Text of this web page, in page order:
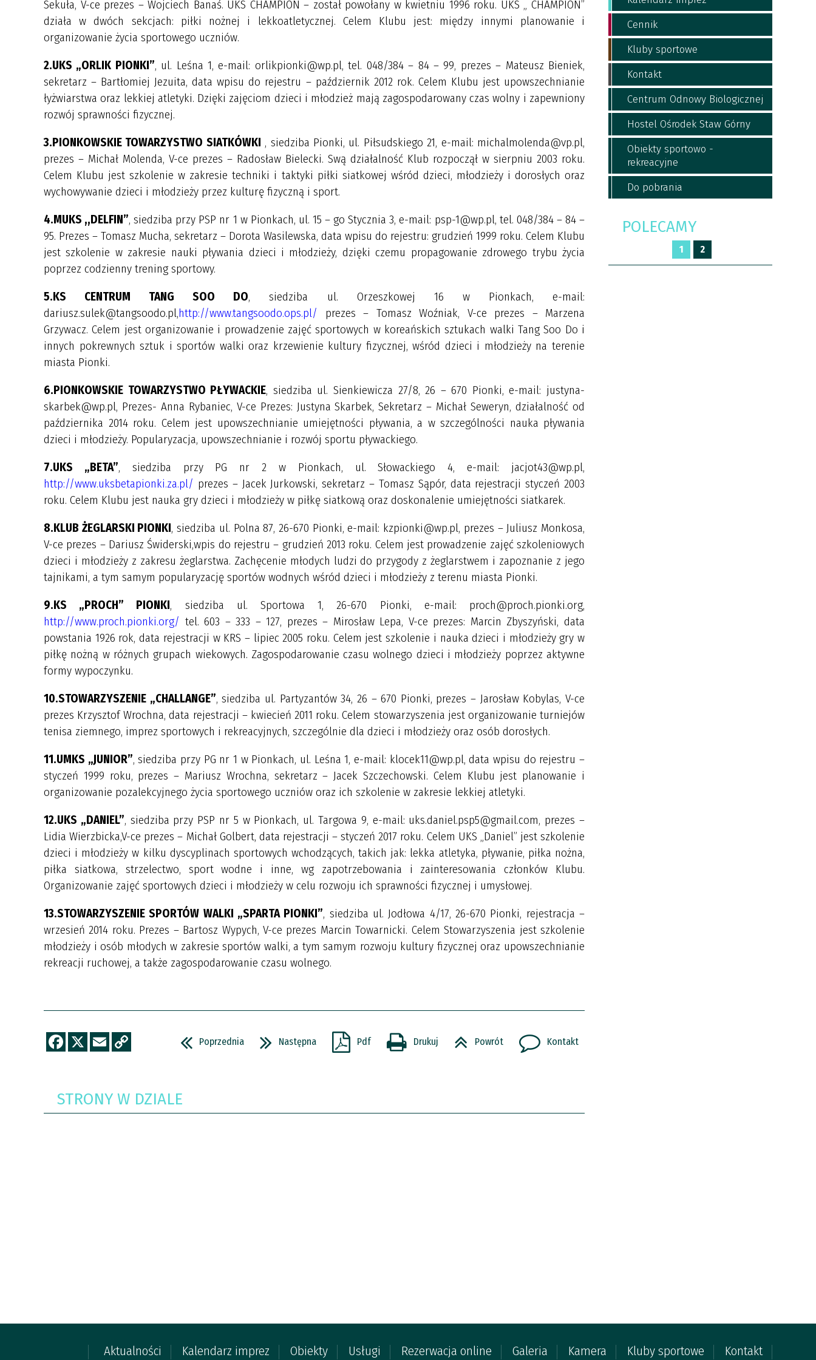
Miejska Hala Sportowa
Stadion Miejski
Lodowisko "Biały Orlik"
Tężnie solankowe
HARMONOGRAMY ZAJĘĆ
Sekuła, V-ce prezes – Wojciech Banaś. UKS CHAMPION – został powołany w kwietniu 1996 roku. UKS „ CHAMPION”
działa w dwóch sekcjach: piłki nożnej i lekkoatletycznej. Celem Klubu jest: między innymi planowanie i
organizowanie życia sportowego uczniów.
2.UKS „ORLIK PIONKI”, ul. Leśna 1, e-mail: orlikpionki@wp.pl, tel. 048/384 – 84 – 99, prezes – Mateusz Bieniek,
sekretarz – Bartłomiej Jezuita, data wpisu do rejestru – październik 2012 rok. Celem Klubu jest upowszechnianie
łyżwiarstwa oraz lekkiej atletyki. Dzięki zajęciom dzieci i młodzież mają zagospodarowany czas wolny i zapewniony
rozwój sprawności fizycznej.
3.PIONKOWSKIE TOWARZYSTWO SIATKÓWKI , siedziba Pionki, ul. Piłsudskiego 21, e-mail: michalmolenda@vp.pl,
prezes – Michał Molenda, V-ce prezes – Radosław Bielecki. Swą działalność Klub rozpoczął w sierpniu 2003 roku.
Celem Klubu jest szkolenie w zakresie techniki i taktyki piłki siatkowej wśród dzieci, młodzieży i dorosłych oraz
wychowywanie dzieci i młodzieży przez kulturę fizyczną i sport.
4.MUKS ,,DELFIN”, siedziba przy PSP nr 1 w Pionkach, ul. 15 – go Stycznia 3, e-mail: psp-1@wp.pl, tel. 048/384 – 84 –
95. Prezes – Tomasz Mucha, sekretarz – Dorota Wasilewska, data wpisu do rejestru: grudzień 1999 roku. Celem Klubu
jest szkolenie w zakresie nauki pływania dzieci i młodzieży, dzięki czemu propagowanie zdrowego trybu życia
poprzez codzienny trening sportowy.
5.KS CENTRUM TANG SOO DO, siedziba ul. Orzeszkowej 16 w Pionkach, e-mail:
dariusz.sulek@tangsoodo.pl,http://www.tangsoodo.ops.pl/ prezes – Tomasz Woźniak, V-ce prezes – Marzena
Grzywacz. Celem jest organizowanie i prowadzenie zajęć sportowych w koreańskich sztukach walki Tang Soo Do i
innych pokrewnych sztuk i sportów walki oraz krzewienie kultury fizycznej, wśród dzieci i młodzieży na terenie
miasta Pionki.
6.PIONKOWSKIE TOWARZYSTWO PŁYWACKIE, siedziba ul. Sienkiewicza 27/8, 26 – 670 Pionki, e-mail: justyna-
skarbek@wp.pl, Prezes- Anna Rybaniec, V-ce Prezes: Justyna Skarbek, Sekretarz – Michał Seweryn, działalność od
października 2014 roku. Celem jest upowszechnianie umiejętności pływania, a w szczególności nauka pływania
dzieci i młodzieży. Popularyzacja, upowszechnianie i rozwój sportu pływackiego.
7.UKS „BETA”, siedziba przy PG nr 2 w Pionkach, ul. Słowackiego 4, e-mail: jacjot43@wp.pl,
http://www.uksbetapionki.za.pl/ prezes – Jacek Jurkowski, sekretarz – Tomasz Sąpór, data rejestracji styczeń 2003
roku. Celem Klubu jest nauka gry dzieci i młodzieży w piłkę siatkową oraz doskonalenie umiejętności siatkarek.
8.KLUB ŻEGLARSKI PIONKI, siedziba ul. Polna 87, 26-670 Pionki, e-mail: kzpionki@wp.pl, prezes – Juliusz Monkosa,
V-ce prezes – Dariusz Świderski,wpis do rejestru – grudzień 2013 roku. Celem jest prowadzenie zajęć szkoleniowych
dzieci i młodzieży z zakresu żeglarstwa. Zachęcenie młodych ludzi do przygody z żeglarstwem i zapoznanie z jego
tajnikami, a tym samym popularyzację sportów wodnych wśród dzieci i młodzieży z terenu miasta Pionki.
9.KS „PROCH” PIONKI, siedziba ul. Sportowa 1, 26-670 Pionki, e-mail: proch@proch.pionki.org,
http://www.proch.pionki.org/ tel. 603 – 333 – 127, prezes – Mirosław Lepa, V-ce prezes: Marcin Zbyszyński, data
powstania 1926 rok, data rejestracji w KRS – lipiec 2005 roku. Celem jest szkolenie i nauka dzieci i młodzieży gry w
piłkę nożną w różnych grupach wiekowych. Zagospodarowanie czasu wolnego dzieci i młodzieży poprzez aktywne
formy wypoczynku.
10.STOWARZYSZENIE „CHALLANGE”, siedziba ul. Partyzantów 34, 26 – 670 Pionki, prezes – Jarosław Kobylas, V-ce
prezes Krzysztof Wrochna, data rejestracji – kwiecień 2011 roku. Celem stowarzyszenia jest organizowanie turniejów
tenisa ziemnego, imprez sportowych i rekreacyjnych, szczególnie dla dzieci i młodzieży oraz osób dorosłych.
11.UMKS „JUNIOR”, siedziba przy PG nr 1 w Pionkach, ul. Leśna 1, e-mail: klocek11@wp.pl, data wpisu do rejestru –
styczeń 1999 roku, prezes – Mariusz Wrochna, sekretarz – Jacek Szczechowski. Celem Klubu jest planowanie i
organizowanie pozalekcyjnego życia sportowego uczniów oraz ich szkolenie w zakresie lekkiej atletyki.
12.UKS „DANIEL”, siedziba przy PSP nr 5 w Pionkach, ul. Targowa 9, e-mail: uks.daniel.psp5@gmail.com, prezes –
Lidia Wierzbicka,V-ce prezes – Michał Golbert, data rejestracji – styczeń 2017 roku. Celem UKS „Daniel” jest szkolenie
dzieci i młodzieży w kilku dyscyplinach sportowych wchodzących, takich jak: lekka atletyka, pływanie, piłka nożna,
piłka siatkowa, strzelectwo, sport wodne i inne, wg zapotrzebowania i zainteresowania członków Klubu.
Organizowanie zajęć sportowych dzieci i młodzieży w celu rozwoju ich sprawności fizycznej i umysłowej.
13.STOWARZYSZENIE SPORTÓW WALKI „SPARTA PIONKI”, siedziba ul. Jodłowa 4/17, 26-670 Pionki, rejestracja –
wrzesień 2014 roku. Prezes – Bartosz Wypych, V-ce prezes Marcin Towarnicki. Celem Stowarzyszenia jest szkolenie
młodzieży i osób młodych w zakresie sportów walki, a tym samym rozwoju kultury fizycznej oraz upowszechnianie
rekreacji ruchowej, a także zagospodarowanie czasu wolnego.
Poprzednia Następna Pdf Drukuj Powrót Kontakt
STRONY W DZIALE
Cennik
Kluby sportowe
Kontakt
Centrum Odnowy Biologicznej
Hostel Ośrodek Staw Górny
Obiekty sportowo -
rekreacyjne
Do pobrania
POLECAMY
1 2
Aktualności Kalendarz imprez Obiekty Usługi Rezerwacja online Galeria Kamera Kluby sportowe Kontakt